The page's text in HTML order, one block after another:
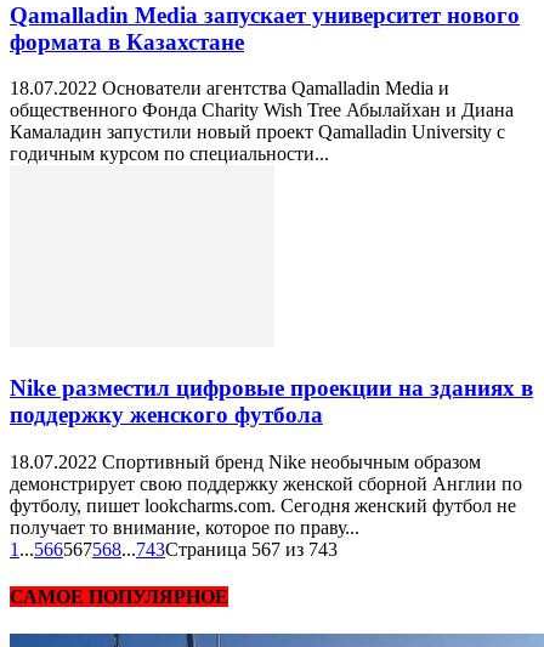
Qamalladin Media запускает университет нового
формата в Казахстане
18.07.2022 Основатели агентства Qamalladin Media и
общественного Фонда Charity Wish Tree Абылайхан и Диана
Камаладин запустили новый проект Qamalladin University с
годичным курсом по специальности...
Nike разместил цифровые проекции на зданиях в
поддержку женского футбола
18.07.2022 Спортивный бренд Nike необычным образом
демонстрирует свою поддержку женской сборной Англии по
футболу, пишет lookcharms.com. Сегодня женский футбол не
получает то внимание, которое по праву...
1 ...566567568...743Страница 567 из 743
САМОЕ ПОПУЛЯРНОЕ